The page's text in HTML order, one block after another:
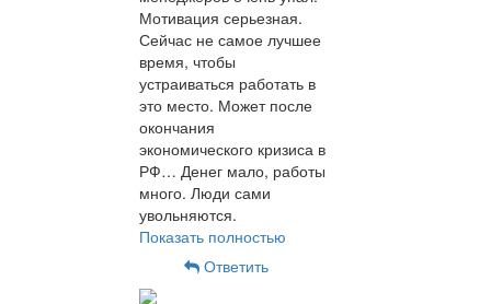
Мотивация серьезная.
Сейчас не самое лучшее
время, чтобы
устраиваться работать в
это место. Может после
окончания
экономического кризиса в
РФ… Денег мало, работы
много. Люди сами
увольняются.
Показать полностью
Ответить